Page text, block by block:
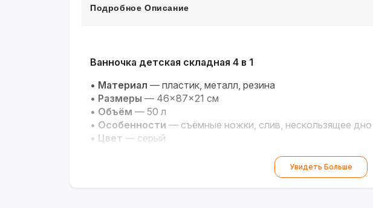
Подробное Описание
Ванночка детская складная 4 в 1
• Материал — пластик, металл, резина
• Размеры — 46×87×21 см
• Объём — 50 л
• Особенности — съёмные ножки, слив, нескользящее дно
• Цвет — серый
Увидеть Больше